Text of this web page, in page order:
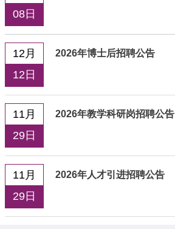
08日
12月
12日
2026年博士后招聘公告
11月
29日
2026年教学科研岗招聘公告
11月
29日
2026年人才引进招聘公告